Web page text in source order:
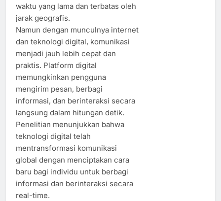
waktu yang lama dan terbatas oleh
jarak geografis.
Namun dengan munculnya internet
dan teknologi digital, komunikasi
menjadi jauh lebih cepat dan
praktis. Platform digital
memungkinkan pengguna
mengirim pesan, berbagi
informasi, dan berinteraksi secara
langsung dalam hitungan detik.
Penelitian menunjukkan bahwa
teknologi digital telah
mentransformasi komunikasi
global dengan menciptakan cara
baru bagi individu untuk berbagi
informasi dan berinteraksi secara
real-time.